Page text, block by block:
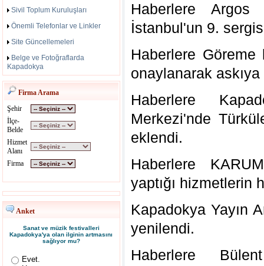
Sivil Toplum Kuruluşları
Önemli Telefonlar ve Linkler
Site Güncellemeleri
Belge ve Fotoğraflarda
Kapadokya
Firma Arama
Şehir
İlçe-
Belde
Hizmet
Alanı
Firma
Anket
Sanat ve müzik festivalleri
Kapadokya'ya olan ilginin artmasını
sağlıyor mu?
Evet.
Haberlere Argos
İstanbul'un 9.
Haberlere Göreme
onaylanarak askıya
Haberlere
Merkezi'nde
eklendi.
Haberlere
yaptığı hizmetlerin
Kapadokya Yayın
yenilendi.
Haberlere